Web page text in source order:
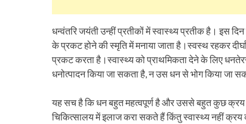
धन्वंतरि जयंती उन्हीं प्रतीकों में स्वास्थ्य प्रतीक है। इस
के प्रकट होने की स्मृति में मनाया जाता है।स्वस्थ रहकर
प्रकट करता है।स्वास्थ्य को प्राथमिकता देने के लिए
धनोत्पादन किया जा सकता है, न उस धन से भोग किया जा
यह सच है कि धन बहुत महत्वपूर्ण है और उससे बहुत कुछ
चिकित्सालय में इलाज करा सकते हैं किंतु स्वास्थ्य नहीं क्रय